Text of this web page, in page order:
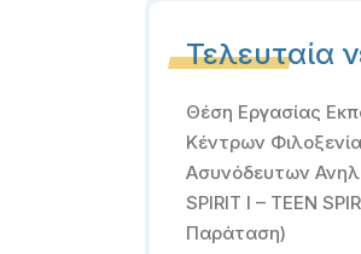
Τελευταία
Θέση Εργασίας
Κέντρων
Ασυνόδευτων
SPIRIT I – TEEN
Παράταση)